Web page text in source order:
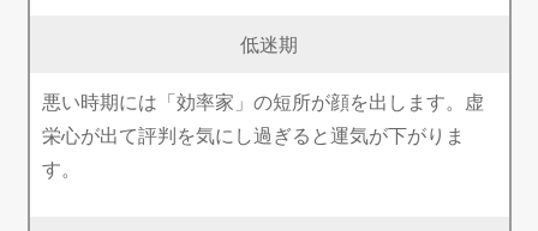
低迷期
悪い時期には「効率家」の短所が顔を出します。虚
栄心が出て評判を気にし過ぎると運気が下がりま
す。